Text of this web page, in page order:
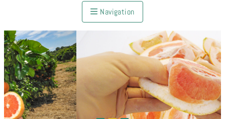
Navigation